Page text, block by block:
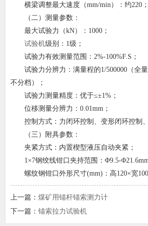
横梁调整最大速度（mm/min ）：约220 ；
（二）测量参数：
最大试验力（kN）： 1000 ；
试验机级别： 1级；
试验力有效测量范围： 2%-100%F.S ；
试验力分辨力：满量程的1/500000 （全
不分档）；
试验力测量精度：优于≤±1% ；
位移测量分辨力： 0.01mm ；
控制方式：力闭环控制、变形闭环控制
（三）附具参数：
夹紧方式：内置楔型液压自动夹紧；
1 ×7钢绞线钳口夹持范围：Φ9.5-Φ
螺纹钢钳口外形尺寸(mm) ：高120×宽100
上一篇： 煤矿用锚杆锚索测力计
下一篇： 锚索拉力试验机